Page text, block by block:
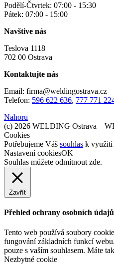
Podělí-Čtvrtek: 07:00 - 15:30
Pátek: 07:00 - 15:00
Navštive nás
Teslova 1118
702 00 Ostrava
Kontaktujte nás
Email: firma@weldingostrava.cz
Telefon: 596 622 636, 777 771
Nahoru
(c) 2026 WELDING Ostrava –
Cookies
Potřebujeme Váš souhlas k využití
Nastavení cookiesOK
Souhlas můžete odmítnout zde.
Zavřít
Přehled ochrany osobních údajů
Tento web používá soubory
fungování základních funkcí
pouze s vaším souhlasem. Máte
Nezbytné cookie